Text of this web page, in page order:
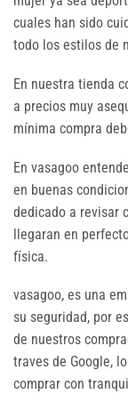
cuales han sido
todo los estilos de
En nuestra tienda
a precios muy
mínima compra
En vasagoo
en buenas
dedicado a revisar
llegaran en
física.
vasagoo, es una
su seguridad, por
de nuestros
traves de Google,
comprar con